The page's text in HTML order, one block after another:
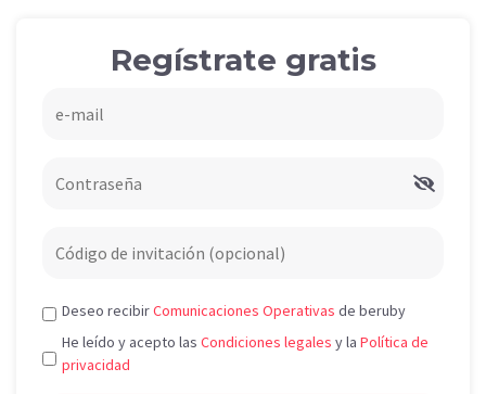
Regístrate gratis
Deseo recibirComunicaciones Operativas de beruby
He leído y acepto las Condiciones legales y la Política de
privacidad